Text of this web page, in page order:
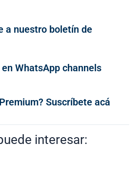
a nuestro boletín de
WhatsApp channels
Suscríbete acá
interesar: